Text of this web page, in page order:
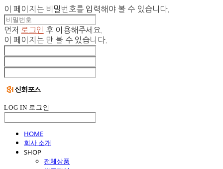
이 페이지는 비밀번호를 입력해야 볼 수 있습니다.
먼저 로그인 후 이용해주세요.
이 페이지는 만 볼 수 있습니다.
LOG IN 로그인
HOME
회사 소개
SHOP
전체상품